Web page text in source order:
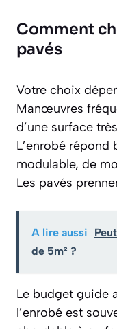
Comment
pavés
Votre choix
Manœuvres
d’une surface
L’enrobé répond
modulable, de
Les pavés
A lire aussi
de 5m² ?
Le budget guide
l’enrobé est